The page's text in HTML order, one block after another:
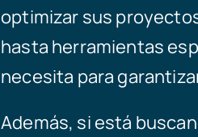
optimizar sus
hasta herramientas
necesita para
Además, si está